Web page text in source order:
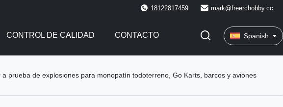
18122817459 mark@freerchobby.cc
CONTROL DE CALIDAD CONTACTO Spanish
prueba de explosiones para monopatín todoterreno, Go Karts, barcos y aviones